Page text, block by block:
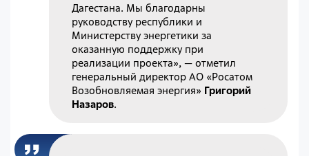
Дагестана. Мы благодарны
руководству республики и
Министерству энергетики за
оказанную поддержку при
реализации проекта», — отметил
генеральный директор АО «Росатом
Возобновляемая энергия» Григорий
Назаров.